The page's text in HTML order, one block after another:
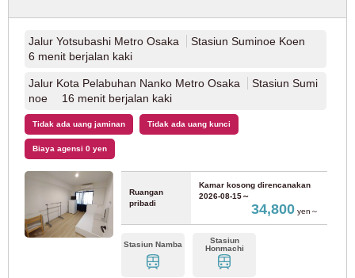
Jalur Yotsubashi Metro Osaka
Stasiun Suminoe Koen
6 menit berjalan kaki
Jalur Kota Pelabuhan Nanko Metro Osaka
Stasiun Sumi
noe 16 menit berjalan kaki
Tidak ada uang jaminan Tidak ada uang kunci
Biaya agensi 0 yen
Ruangan
pribadi
Kamar kosong direncanakan
2026-08-15～
34,800yen～
Stasiun Namba
Stasiun
Honmachi
Jalur JR Musashino
Jalur JR Ome (2)
Jalur JR Hachiko (1)
Jalur JR Sagami
Metro Tokyo
Jalur Tokyo Metro Marunouchi (126)